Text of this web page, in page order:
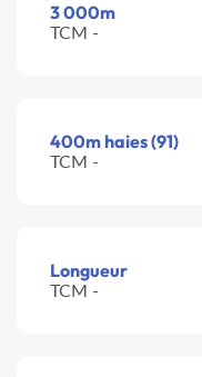
3 000m
TCM -
400m haies (91)
TCM -
Longueur
TCM -